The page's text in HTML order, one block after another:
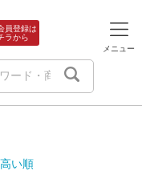
員登録は
ラから
メニュー
い順